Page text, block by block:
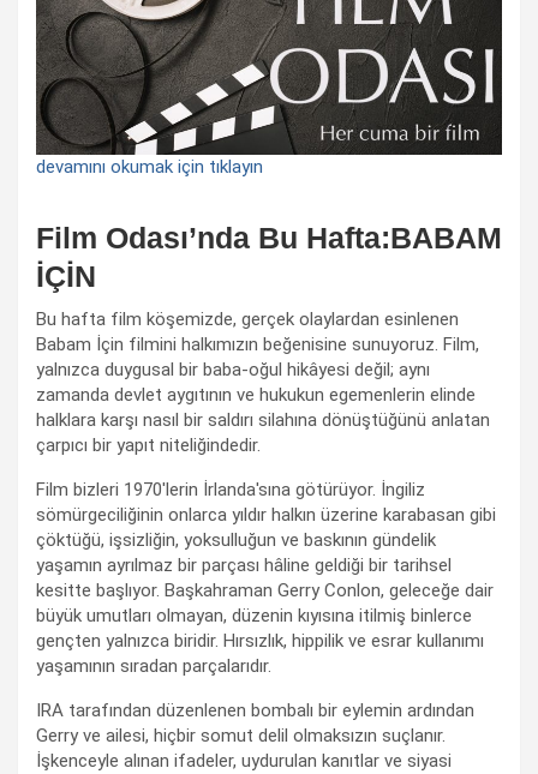
devamını okumak için tıklayın
Film Odası’nda Bu Hafta:BABAM
İÇİN
Bu hafta film köşemizde, gerçek olaylardan esinlenen
Babam İçin filmini halkımızın beğenisine sunuyoruz. Film,
yalnızca duygusal bir baba-oğul hikâyesi değil; aynı
zamanda devlet aygıtının ve hukukun egemenlerin elinde
halklara karşı nasıl bir saldırı silahına dönüştüğünü anlatan
çarpıcı bir yapıt niteliğindedir.
Film bizleri 1970'lerin İrlanda'sına götürüyor. İngiliz
sömürgeciliğinin onlarca yıldır halkın üzerine karabasan gibi
çöktüğü, işsizliğin, yoksulluğun ve baskının gündelik
yaşamın ayrılmaz bir parçası hâline geldiği bir tarihsel
kesitte başlıyor. Başkahraman Gerry Conlon, geleceğe dair
büyük umutları olmayan, düzenin kıyısına itilmiş binlerce
gençten yalnızca biridir. Hırsızlık, hippilik ve esrar kullanımı
yaşamının sıradan parçalarıdır.
IRA tarafından düzenlenen bombalı bir eylemin ardından
Gerry ve ailesi, hiçbir somut delil olmaksızın suçlanır.
İşkenceyle alınan ifadeler, uydurulan kanıtlar ve siyasi